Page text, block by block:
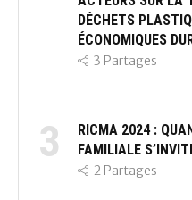
DÉCHETS
ÉCONOMIQUES
3 Partages
3
RICMA 2024 :
FAMILIALE
2 Partages